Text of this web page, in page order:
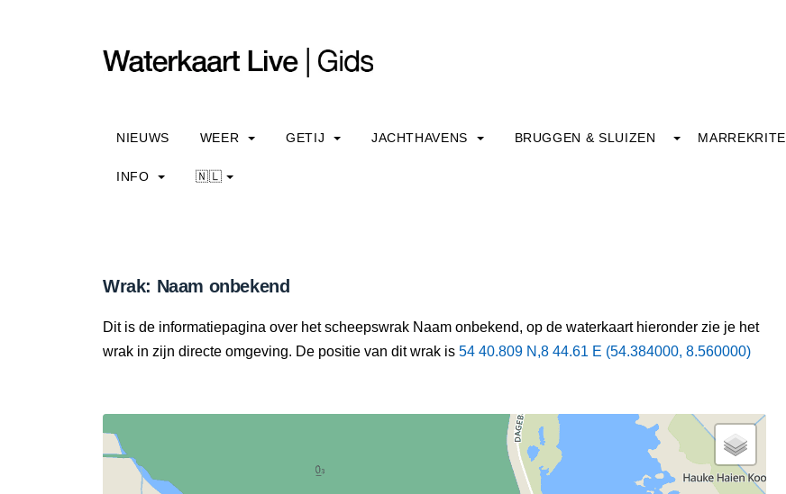
NIEUWS WEER GETIJ JACHTHAVENS BRUGGEN & SLUIZEN MARREKRITE
INFO 🇳🇱
Wrak: Naam onbekend
Dit is de informatiepagina over het scheepswrak Naam onbekend, op de waterkaart hieronder zie je het
wrak in zijn directe omgeving. De positie van dit wrak is 54 40.809 N,8 44.61 E (54.384000, 8.560000)